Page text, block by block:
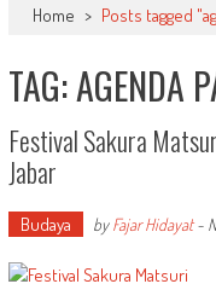
Home > Posts tagged
TAG: AGENDA
Festival Sakura
Jabar
Budaya byFajar Hidayat-